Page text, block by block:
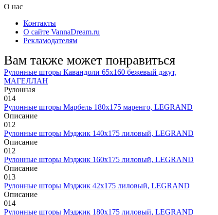
О нас
Контакты
О сайте VannaDream.ru
Рекламодателям
Вам также может понравиться
Рулонные шторы Кавандоли 65х160 бежевый джут,
МАГЕЛЛАН
Рулонная
014
Рулонные шторы Марбель 180х175 маренго, LEGRAND
Описание
012
Рулонные шторы Мэджик 140х175 лиловый, LEGRAND
Описание
012
Рулонные шторы Мэджик 160х175 лиловый, LEGRAND
Описание
013
Рулонные шторы Мэджик 42х175 лиловый, LEGRAND
Описание
014
Рулонные шторы Мэджик 180х175 лиловый, LEGRAND